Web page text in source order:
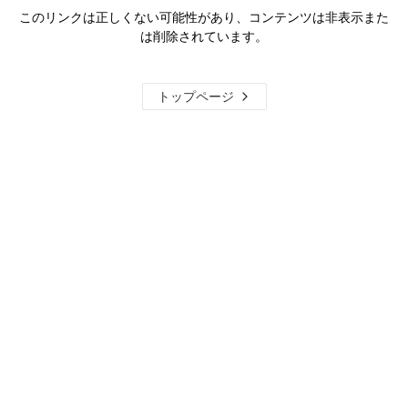
このリンクは正しくない可能性があり、コンテンツは非表示また
は削除されています。
トップページ